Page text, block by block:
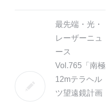
最先端・光・
レーザーニュ
ース
Vol.765「南極
12mテラヘル
ツ望遠鏡計画